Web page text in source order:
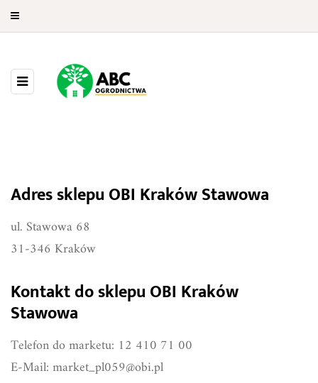
OBI Kraków Stawowa
Adres sklepu OBI Kraków Stawowa
ul. Stawowa 68
31-346 Kraków
Kontakt do sklepu OBI Kraków
Stawowa
Telefon do marketu: 12 410 71 00
E-Mail:market_pl059@obi.pl